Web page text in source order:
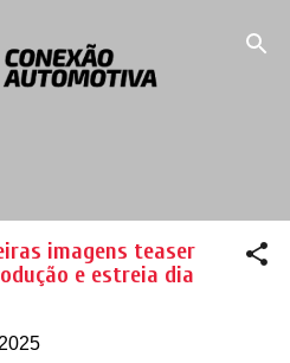
principal
imagens teaser
e estreia dia